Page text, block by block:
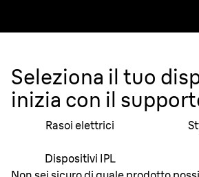
Seleziona il tuo
inizia con il
Rasoi elettrici
Dispositivi IPL